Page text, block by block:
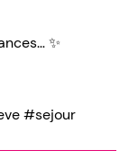
✨
#sejour